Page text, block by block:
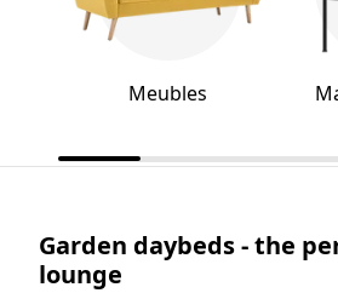
Meubles
Garden daybeds- the
lounge